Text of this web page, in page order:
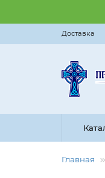
Доставка
Главная